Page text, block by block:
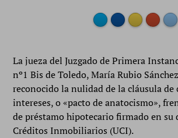
La jueza del Juzgado de Primera
nº1 Bis de Toledo, María Rubio
reconocido la nulidad de la cláusula
intereses, o «pacto de anatocismo»,
de préstamo hipotecario firmado en su
Créditos Inmobiliarios (UCI).